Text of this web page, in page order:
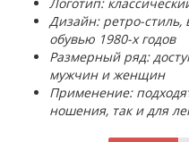
Дизайн: ретро-стиль,
обувью 1980-х годов
Размерный ряд:
мужчин и женщин
Применение:
ношения, так и для